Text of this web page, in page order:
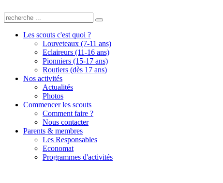
Les scouts c'est quoi ?
Louveteaux (7-11 ans)
Eclaireurs (11-16 ans)
Pionniers (15-17 ans)
Routiers (dès 17 ans)
Nos activités
Actualités
Photos
Commencer les scouts
Comment faire ?
Nous contacter
Parents & membres
Les Responsables
Economat
Programmes d'activités